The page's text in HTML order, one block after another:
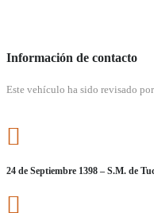
Información de contacto
Este vehículo ha sido revisado
24 de Septiembre 1398 – S.M. de